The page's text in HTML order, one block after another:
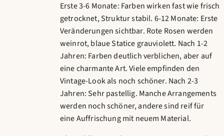
Erste 3-6 Monate: Farben wirken fast wie frisch
getrocknet, Struktur stabil. 6-12 Monate: Erste
Veränderungen sichtbar. Rote Rosen werden
weinrot, blaue Statice grauviolett. Nach 1-2
Jahren: Farben deutlich verblichen, aber auf
eine charmante Art. Viele empfinden den
Vintage-Look als noch schöner. Nach 2-3
Jahren: Sehr pastellig. Manche Arrangements
werden noch schöner, andere sind reif für
eine Auffrischung mit neuem Material.